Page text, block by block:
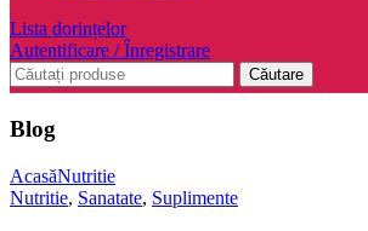
Lista dorințelor
Autentificare / Înregistrare
Căutare
Blog
AcasăNutritie
Nutritie, Sanatate, Suplimente